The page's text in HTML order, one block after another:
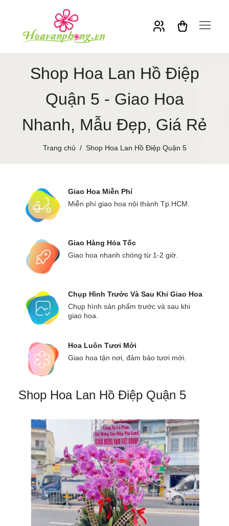
Shop Hoa Lan Hồ Điệp
Quận 5 - Giao Hoa
Nhanh, Mẫu Đẹp, Giá Rẻ
Trang chủ Shop Hoa Lan Hồ Điệp Quận 5
Giao Hoa Miễn Phí
Miễn phí giao hoa nội thành Tp.HCM.
Giao Hàng Hỏa Tốc
Giao hoa nhanh chóng từ 1-2 giờ.
Chụp Hình Trước Và Sau Khi Giao Hoa
Chụp hình sản phẩm trước và sau khi
giao hoa.
Hoa Luôn Tươi Mới
Giao hoa tận nơi, đảm bảo tươi mới.
Shop Hoa Lan Hồ Điệp Quận 5